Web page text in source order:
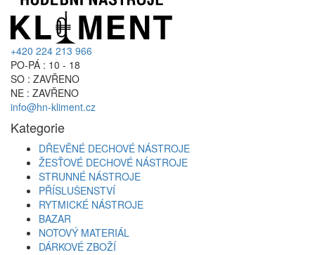
+420 224 213 966
PO-PÁ : 10 - 18
SO : ZAVŘENO
NE : ZAVŘENO
info@hn-kliment.cz
Kategorie
DŘEVĚNÉ DECHOVÉ NÁSTROJE
ŽESŤOVÉ DECHOVÉ NÁSTROJE
STRUNNÉ NÁSTROJE
PŘÍSLUŠENSTVÍ
RYTMICKÉ NÁSTROJE
BAZAR
NOTOVÝ MATERIÁL
DÁRKOVÉ ZBOŽÍ